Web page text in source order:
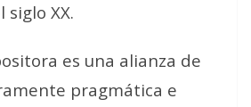
XX.
es una alianza de
pragmática e